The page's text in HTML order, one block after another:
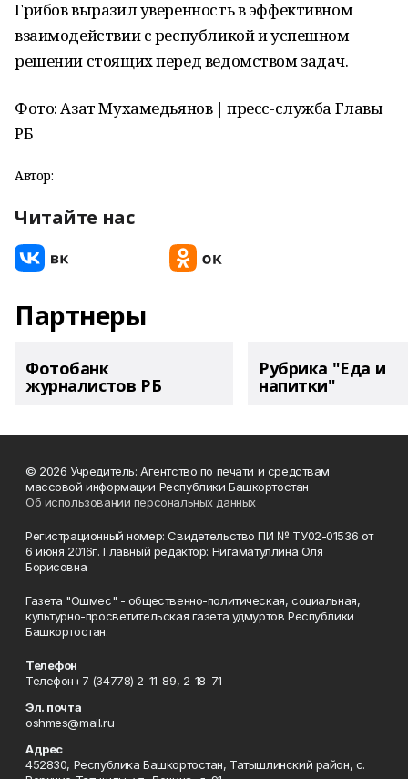
Грибов выразил уверенность в эффективном
взаимодействии с республикой и успешном
решении стоящих перед ведомством задач.
Фото: Азат Мухамедьянов | пресс-служба Главы
РБ
Автор:
Читайте нас
Партнеры
Фотобанк
журналистов РБ
Рубрика "Еда и
напитки"
© 2026 Учредитель: Агентство по печати и средствам
массовой информации Республики Башкортостан
Об использовании персональных данных
Регистрационный номер: Свидетельство ПИ № ТУ02-01536 от
6 июня 2016г. Главный редактор: Нигаматуллина Оля
Борисовна
Газета "Ошмес" - общественно-политическая, социальная,
культурно-просветительская газета удмуртов Республики
Башкортостан.
Телефон
Телефон+7 (34778) 2-11-89, 2-18-71
Эл. почта
oshmes@mail.ru
Адрес
452830, Республика Башкортостан, Татышлинский район, с.